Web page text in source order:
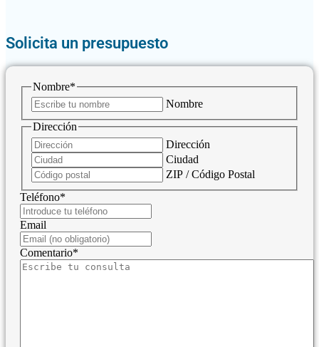
Solicita un presupuesto
Nombre*
Nombre
Dirección
Dirección
Ciudad
ZIP / Código Postal
Teléfono*
Email
Comentario*